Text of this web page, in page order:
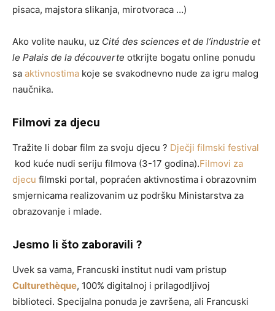
pisaca, majstora slikanja, mirotvoraca …)
Ako volite nauku, uz Cité des sciences et de l’industrie et
le Palais de la découverte otkrijte bogatu online ponudu
sa aktivnostima koje se svakodnevno nude za igru malog
naučnika.
Filmovi za djecu
Tražite li dobar film za svoju djecu ? Dječji filmski festival
kod kuće nudi seriju filmova (3-17 godina).Filmovi za
djecu filmski portal, popraćen aktivnostima i obrazovnim
smjernicama realizovanim uz podršku Ministarstva za
obrazovanje i mlade.
Jesmo li što zaboravili ?
Uvek sa vama, Francuski institut nudi vam pristup
Culturethèque, 100% digitalnoj i prilagodljivoj
biblioteci. Specijalna ponuda je završena, ali Francuski